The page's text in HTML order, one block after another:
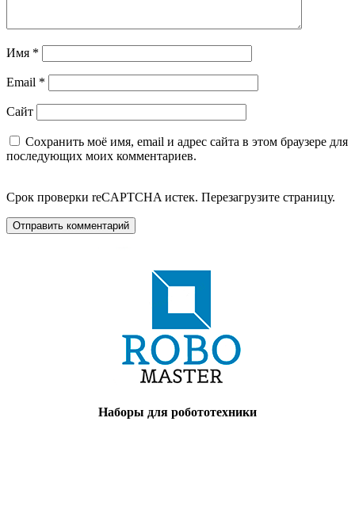
Имя *
Email *
Сайт
Сохранить моё имя, email и адрес сайта в этом браузере для
последующих моих комментариев.
Срок проверки reCAPTCHA истек. Перезагрузите страницу.
Наборы для робототехники